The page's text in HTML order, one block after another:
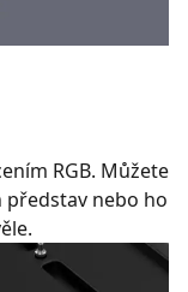
RGB. Můžete
představ nebo ho